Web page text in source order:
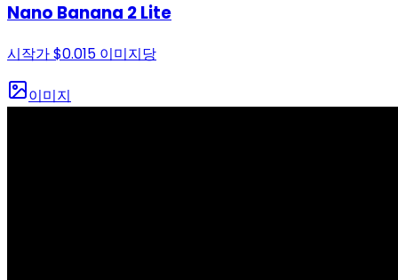
Nano Banana 2 Lite
시작가$0.015 이미지당
이미지